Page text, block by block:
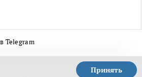
Telegram
Принять